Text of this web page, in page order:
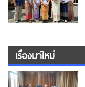
เรื่องมาใหม่